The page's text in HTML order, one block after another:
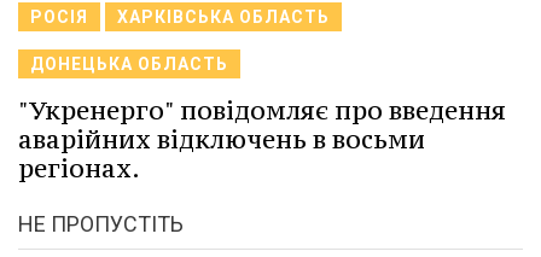
РОСІЯ ХАРКІВСЬКА ОБЛАСТЬ
ДОНЕЦЬКА ОБЛАСТЬ
"Укренерго" повідомляє про введення
аварійних відключень в восьми
регіонах.
НЕ ПРОПУСТІТЬ